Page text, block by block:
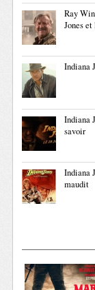
Ray
Jones
Indiana
Indiana
savoir
Indiana
maudit